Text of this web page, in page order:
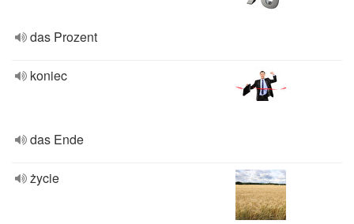
das Prozent
koniec
das Ende
życie